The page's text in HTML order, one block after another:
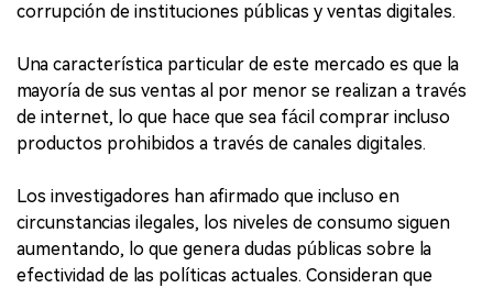
corrupción de instituciones públicas y ventas digitales.
Una característica particular de este mercado es que la
mayoría de sus ventas al por menor se realizan a través
de internet, lo que hace que sea fácil comprar incluso
productos prohibidos a través de canales digitales.
Los investigadores han afirmado que incluso en
circunstancias ilegales, los niveles de consumo siguen
aumentando, lo que genera dudas públicas sobre la
efectividad de las políticas actuales. Consideran que